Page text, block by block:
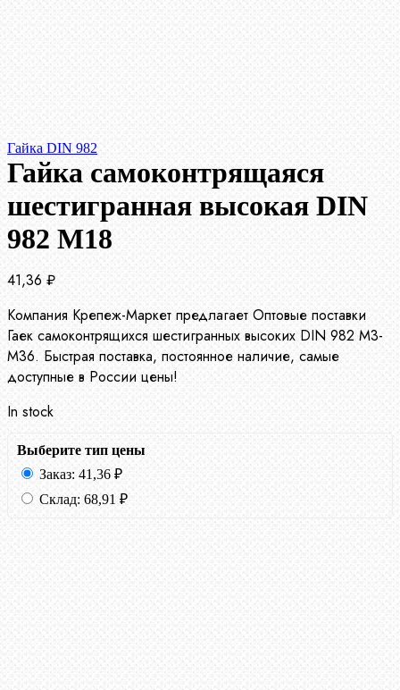
Гайка DIN 982
Гайка самоконтрящаяся
шестигранная высокая DIN
982 М18
41,36 ₽
Компания Крепеж-Маркет предлагает Оптовые поставки
Гаек самоконтрящихся шестигранных высоких DIN 982 М3-
М36. Быстрая поставка, постоянное наличие, самые
доступные в России цены!
In stock
Выберите тип цены
Заказ: 41,36 ₽
Склад: 68,91 ₽